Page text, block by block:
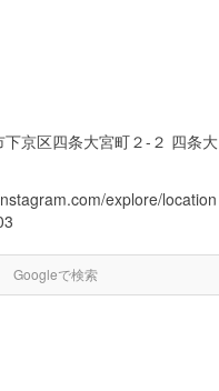
下京区四条大宮町２-２ 四条大
explore/location
Googleで検索